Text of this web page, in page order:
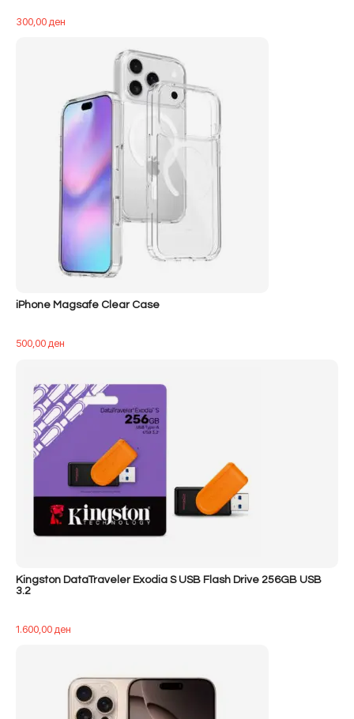
300,00ден
iPhone Magsafe Clear Case
500,00ден
Kingston DataTraveler Exodia S USB Flash Drive 256GB USB
3.2
1.600,00ден